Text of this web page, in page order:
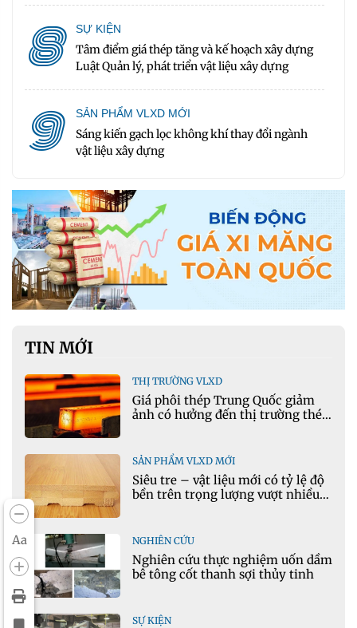
Aa
8 SỰ KIỆN
Tâm điểm giá thép tăng và kế hoạch xây dựng
Luật Quản lý, phát triển vật liệu xây dựng
9 SẢN PHẨM VLXD MỚI
Sáng kiến gạch lọc không khí thay đổi ngành
vật liệu xây dựng
TIN MỚI
THỊ TRƯỜNG VLXD
Giá phôi thép Trung Quốc giảm
ảnh có hưởng đến thị trường thép
SẢN PHẨM VLXD MỚI
Siêu tre – vật liệu mới có tỷ lệ độ
bền trên trọng lượng vượt nhiều
NGHIÊN CỨU
Nghiên cứu thực nghiệm uốn dầm
bê tông cốt thanh sợi thủy tinh
SỰ KIỆN